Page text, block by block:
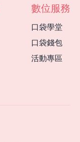
數位服務
口袋學堂
口袋錢包
活動專區